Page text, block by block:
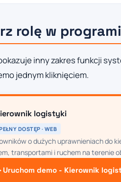
rolę w
inny zakres funkcji
jednym kliknięciem.
logistyki
DOSTĘP · WEB
o dużych uprawnieniach do
transportami i ruchem na terenie
Uruchom demo - Kierownik